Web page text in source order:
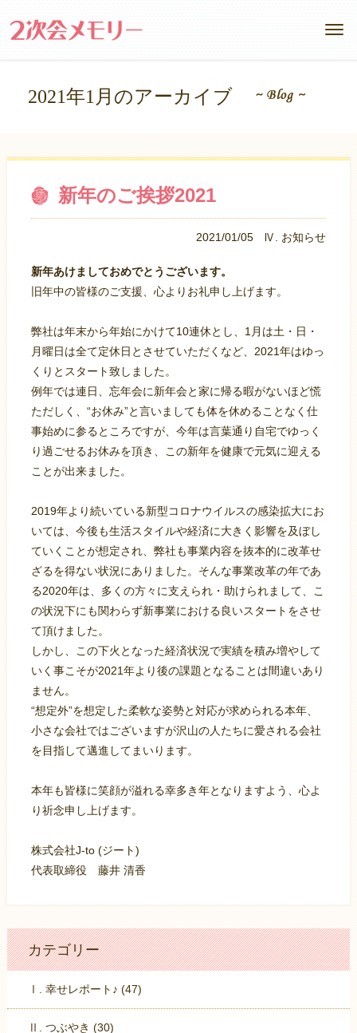
2021年1月のアーカイブ
新年のご挨拶2021
2021/01/05 Ⅳ. お知らせ
新年あけましておめでとうございます。
旧年中の皆様のご支援、心よりお礼申し上げます。
弊社は年末から年始にかけて10連休とし、1月は土・日・
月曜日は全て定休日とさせていただくなど、2021年はゆっ
くりとスタート致しました。
例年では連日、忘年会に新年会と家に帰る暇がないほど慌
ただしく、“お休み”と言いましても体を休めることなく仕
事始めに参るところですが、今年は言葉通り自宅でゆっく
り過ごせるお休みを頂き、この新年を健康で元気に迎える
ことが出来ました。
2019年より続いている新型コロナウイルスの感染拡大にお
いては、今後も生活スタイルや経済に大きく影響を及ぼし
ていくことが想定され、弊社も事業内容を抜本的に改革せ
ざるを得ない状況にありました。そんな事業改革の年であ
る2020年は、多くの方々に支えられ・助けられまして、こ
の状況下にも関わらず新事業における良いスタートをさせ
て頂けました。
しかし、この下火となった経済状況で実績を積み増やして
いく事こそが2021年より後の課題となることは間違いあり
ません。
“想定外”を想定した柔軟な姿勢と対応が求められる本年、
小さな会社ではございますが沢山の人たちに愛される会社
を目指して邁進してまいります。
本年も皆様に笑顔が溢れる幸多き年となりますよう、心よ
り祈念申し上げます。
株式会社J-to (ジート)
代表取締役 藤井 清香
カテゴリー
Ⅰ. 幸せレポート♪ (47)
Ⅱ. つぶやき (30)